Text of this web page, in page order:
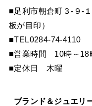
■足利市朝倉町３-９-
板が目印）
■TEL0284-74-4110
■営業時間 10時～18
■定休日 木曜
ブランド＆ジュエリ